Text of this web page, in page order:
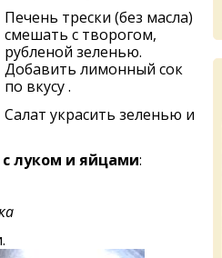
Печень трески (без масла)
смешать с творогом,
рубленой зеленью.
Добавить лимонный сок
по вкусу .
Салат украсить зеленью и
с луком и яйцами: